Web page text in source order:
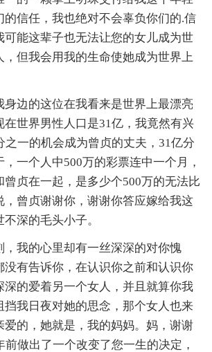
的信任，我也绝对不会辜负你们的.信
可能这辈子也无法让您的女儿成为世
，但我会用我的生命使她成为世界上
身边的这位在我看来是世界上最漂亮
在世界男性人口是31亿，我竟然有兴
之一的机会成为曾贞的丈夫，31亿分
一个人中500万的彩票连中一个月，
曾贞在一起，是多少个500万的无法比
，曾贞谢谢你，谢谢你答应嫁给我这
深的毛头小子。
，我的心里却有一丝深深的对你愧
没有告诉你，在认识你之前和认识你
深的爱着另一个女人，并且就算你我
挡我日夜对她的思念，那个女人也来
爱的，她就是，我的妈妈。妈，谢谢
前做出了一个改变了您一生的决定，